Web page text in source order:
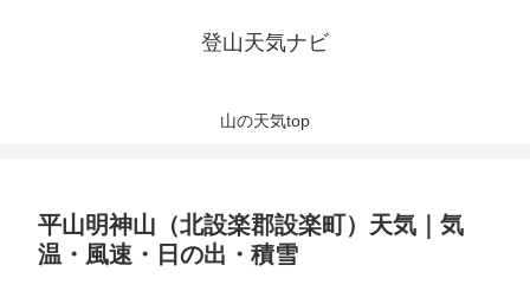
登山天気ナビ
山の天気top
平山明神山（北設楽郡設楽町）天気｜気
温・風速・日の出・積雪